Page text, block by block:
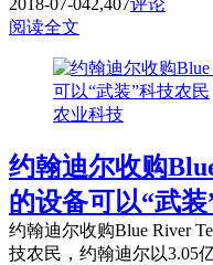
2018-07-042,407评论
阅读全文
农业科技
约翰迪尔收购
的设备可以“武
约翰迪尔收购Blue River
技农民，约翰迪尔以3.05